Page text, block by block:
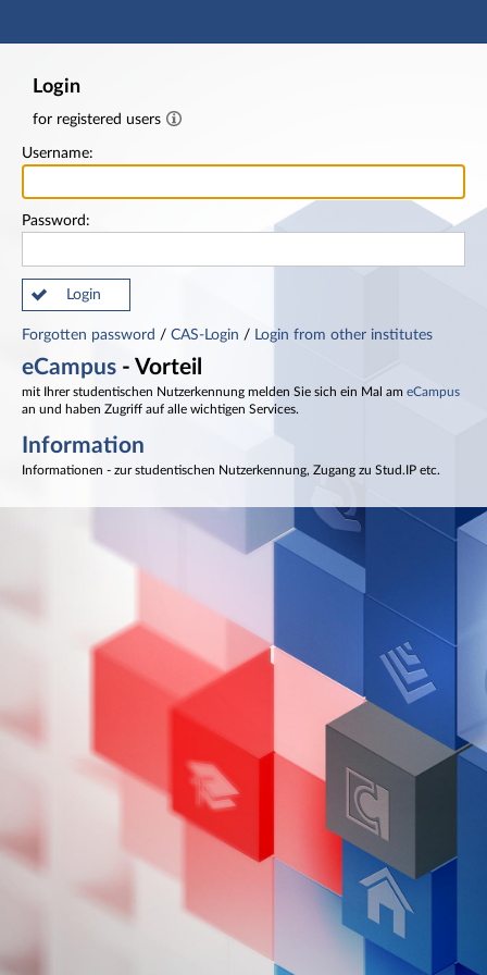
Main navigation
Login
for registered users
Username:
Password:
Login
Forgotten password / CAS-Login / Login from other institutes
eCampus - Vorteil
mit Ihrer studentischen Nutzerkennung melden Sie sich ein Mal am eCampus
an und haben Zugriff auf alle wichtigen Services.
Information
Informationen - zur studentischen Nutzerkennung, Zugang zu Stud.IP etc.